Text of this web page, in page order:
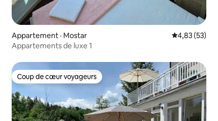
Appartement · Mostar Note
4,83 (53)
Appartements de luxe 1
Coup de cœur voyageurs
Coup de cœur voyageurs